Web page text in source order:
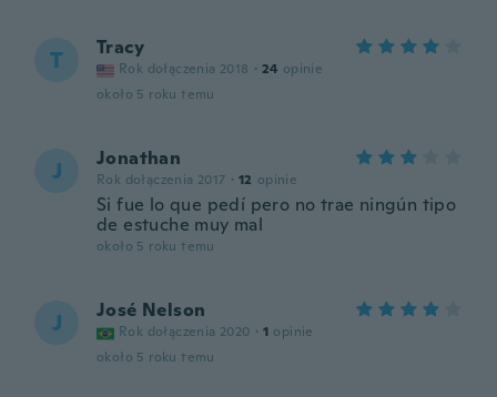
T Tracy
Rok dołączenia 2018 · 24 opinie
około 5 roku temu
J Jonathan
Rok dołączenia 2017 · 12 opinie
Si fue lo que pedí pero no trae ningún tipo
de estuche muy mal
około 5 roku temu
J José Nelson
Rok dołączenia 2020 · 1 opinie
około 5 roku temu